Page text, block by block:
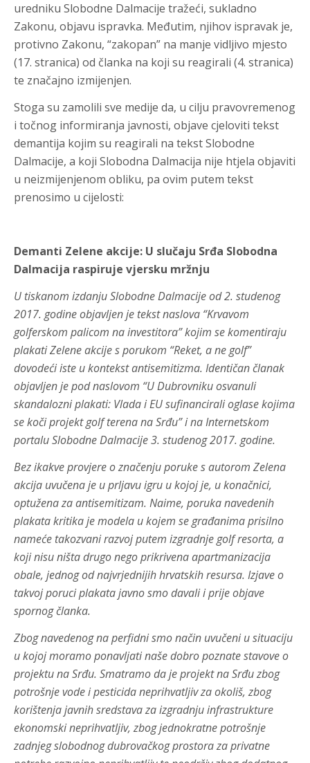
uredniku Slobodne Dalmacije tražeći, sukladno
Zakonu, objavu ispravka. Međutim, njihov ispravak je,
protivno Zakonu, “zakopan” na manje vidljivo mjesto
(17. stranica) od članka na koji su reagirali (4. stranica)
te značajno izmijenjen.
Stoga su zamolili sve medije da, u cilju pravovremenog
i točnog informiranja javnosti, objave cjeloviti tekst
demantija kojim su reagirali na tekst Slobodne
Dalmacije, a koji Slobodna Dalmacija nije htjela objaviti
u neizmijenjenom obliku, pa ovim putem tekst
prenosimo u cijelosti:
Demanti Zelene akcije: U slučaju Srđa Slobodna
Dalmacija raspiruje vjersku mržnju
U tiskanom izdanju Slobodne Dalmacije od 2. studenog
2017. godine objavljen je tekst naslova “Krvavom
golferskom palicom na investitora” kojim se komentiraju
plakati Zelene akcije s porukom “Reket, a ne golf”
dovodeći iste u kontekst antisemitizma. Identičan članak
objavljen je pod naslovom “U Dubrovniku osvanuli
skandalozni plakati: Vlada i EU sufinancirali oglase kojima
se koči projekt golf terena na Srđu” i na Internetskom
portalu Slobodne Dalmacije 3. studenog 2017. godine.
Bez ikakve provjere o značenju poruke s autorom Zelena
akcija uvučena je u prljavu igru u kojoj je, u konačnici,
optužena za antisemitizam. Naime, poruka navedenih
plakata kritika je modela u kojem se građanima prisilno
nameće takozvani razvoj putem izgradnje golf resorta, a
koji nisu ništa drugo nego prikrivena apartmanizacija
obale, jednog od najvrjednijih hrvatskih resursa. Izjave o
takvoj poruci plakata javno smo davali i prije objave
spornog članka.
Zbog navedenog na perfidni smo način uvučeni u situaciju
u kojoj moramo ponavljati naše dobro poznate stavove o
projektu na Srđu. Smatramo da je projekt na Srđu zbog
potrošnje vode i pesticida neprihvatljiv za okoliš, zbog
korištenja javnih sredstava za izgradnju infrastrukture
ekonomski neprihvatljiv, zbog jednokratne potrošnje
zadnjeg slobodnog dubrovačkog prostora za privatne